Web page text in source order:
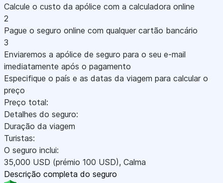
Calcule o custo da apólice com a calculadora online
2
Pague o seguro online com qualquer cartão bancário
3
Enviaremos a apólice de seguro para o seu e-mail
imediatamente após o pagamento
Especifique o país e as datas da viagem para calcular o
preço
Preço total:
Detalhes do seguro:
Duração da viagem
Turistas:
O seguro inclui:
35,000 USD (prémio 100 USD), Calma
Descrição completa do seguro